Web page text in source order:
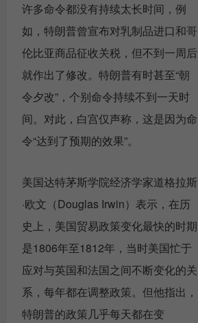
许多命令都没有持续太长时间，例
如，特朗普曾宣布对乳制品进口和哥
伦比亚商品征收关税，但不到一周后
就作出了修改。特朗普有时甚至“朝
令夕改”，个别命令持续不到一天时
间。对此，白宫仅声称，这是因为命
令“达到了预期的效果”。
美国达特茅斯学院经济学家道格拉斯
·欧文（Douglas Irwin）表示，在历
史上，美国贸易政策变化最快的时期
是1806年至1812年，当时美国忙于
应对与英国和法国之间不断变化的关
系，每年都在调整政策。但他指出，
特朗普的政策几乎每天都在变